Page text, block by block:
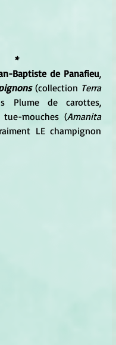
*
Baptiste de Panafieu,
(collection Terra
Plume de carottes,
tue-mouches (Amanita
LE champignon